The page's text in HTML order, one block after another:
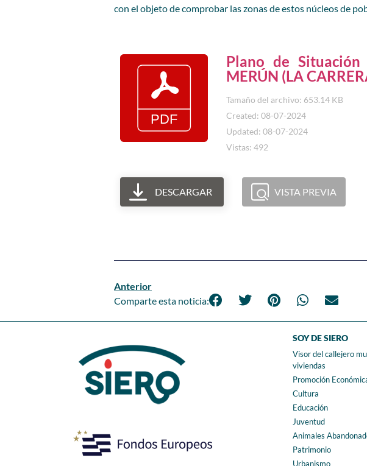
con el objeto de comprobar las zonas de estos núcleos de
Plano de
MERÚN (LA
Tamaño del archivo: 653.14 KB
Created: 08-07-2024
Updated: 08-07-2024
Vistas: 492
DESCARGAR VISTA PREVIA
Anterior
Comparte esta noticia:
SOY DE SIERO
Visor del callejero
viviendas
Promoción
Cultura
Educación
Juventud
Animales
Patrimonio
Urbanismo